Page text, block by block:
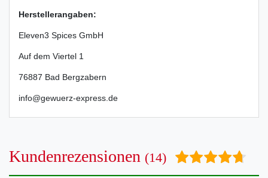
Herstellerangaben:
Eleven3 Spices GmbH
Auf dem Viertel 1
76887 Bad Bergzabern
info@gewuerz-express.de
Kundenrezensionen (14)